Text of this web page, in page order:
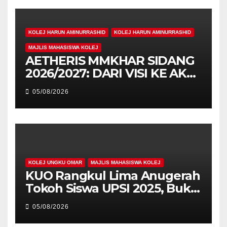
KOLEJ HARUN AMINURRASHID KOLEJ HARUN AMINURRASHID
MAJLIS MAHASISWA KOLEJ
AETHERIS MMKHAR SIDANG
2026/2027: DARI VISI KE AKSI,
MEMBINA LEGASI GENERASI
PEMIMPIN
05/08/2026
KOLEJ UNGKU OMAR MAJLIS MAHASISWA KOLEJ
KUO Rangkul Lima Anugerah
Tokoh Siswa UPSI 2025, Bukti
Kecemerlangan Mahasiswa
Holistik
05/08/2026